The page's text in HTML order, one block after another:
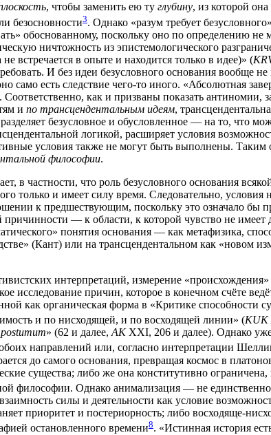
, что­бы заме­нить ею ту глу­би­ну, из кото­рой
без­основ­но­сти3. Одна­ко «разум тре­бу­ет
обос­но­ван­но­му, посколь­ку оно по опре­де­ле­нию не
ничтож­ность из эпи­сте­мо­ло­ги­че­ско­го
встре­ча­ет­ся в опы­те и нахо­дит­ся толь­ко в идее)» (
И без идеи без­услов­но­го осно­ва­ния
само есть след­ствие чего-то ино­го. «Абсо­лют­ная
как и при­зва­ны пока­зать
и по транс­цен­ден­таль­ным иде­ям,
без­услов­ное и обу­слов­лен­ное — на то, что
логи­кой, рас­ши­ря­ет усло­вия
усло­вия так­же не могут быть выпол­не­ны. Таким
фило­со­фии.
в част­но­сти, что роль без­услов­но­го осно­ва­ния
толь­ко и име­ет силу вре­мя. Сле­до­ва­тель­но,
к пред­ше­ству­ю­щим, посколь­ку это озна­ча­ло
при­чин­но­сти — к обла­сти, к кото­рой чув­ство не
поня­тия осно­ва­ния — как мета­фи­зи­ка,
(Кант) или на транс­цен­ден­таль­ном как «новом
интер­пре­та­ций, изме­ре­ние
иссле­до­ва­ние при­чин, кото­рое в конеч­ном счё­те
как орга­ни­че­ская фор­ма в «Кри­ти­ке
и по нис­хо­дя­щей, и по вос­хо­дя­щей линии» (KUK
» (62 и далее, AKXXI, 206 и далее). Одна­ко уже
направ­ле­ний или, соглас­но интер­пре­та­ции
до само­го осно­ва­ния, пре­вра­щая кос­мос в
суще­ства; либо же она кон­сти­ту­тив­но огра­ни­че­на,
фило­со­фии. Одна­ко ани­ма­ли­за­ция — не
силы и дея­тель­но­сти как усло­вие
при­о­ри­тет и посте­ри­ор­ность; либо вос­хо­дя­ще-
оста­нов­лен­но­го вре­ме­ни8. «Истин­ная исто­рия